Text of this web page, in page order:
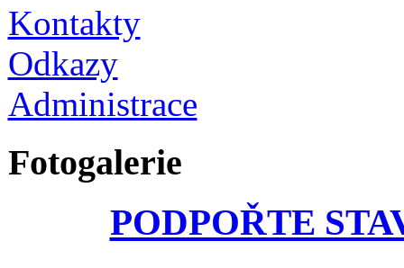
Kontakty
Odkazy
Administrace
Fotogalerie
PODPOŘTE